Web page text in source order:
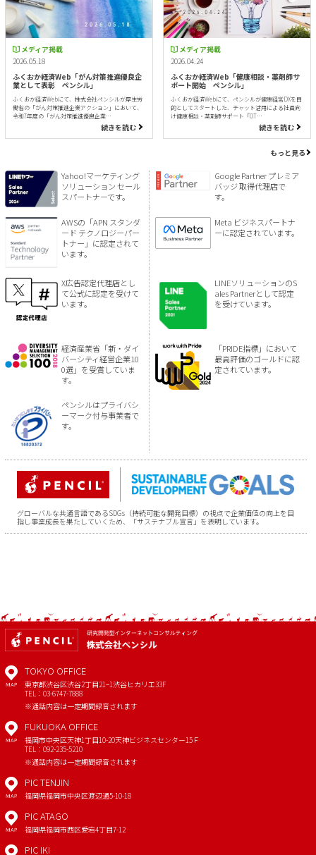
メディア掲載
2026.05.18
ふくおか経済Web「がん対策推進優良企
業として表彰 ペンシル」
ふくおか経済Webにて、株式会社ペンシルが厚生労
働省の「がん対策推進企業アクション」において、
令和7年度の「がん対策推進優良企業…
続きを読む
メディア掲載
2026.04.24
ふくおか経済Web「健康相談・薬剤師サ
ポート開始 ペンシル」
ふくおか経済Webにて、ペンシルが健康経営DXを目
的としてスタートした、チャット活用による社員向
け健康相談・薬剤師サポート「OT…
続きを読む
もっと見る
Yahoo!マーケティング
ソリューション セール
スパートナーです。
Google Partner プレミア
バッジ 取得代理店で
す。
AWSの「APN スタンダ
ード テクノロジーパー
トナー」に認定されて
います。
Meta ビジネスパートナ
ーに認定されています。
X広告認定代理店とし
て公式に認定を受けて
います。
LINEソリューションのS
ales Partnerとして認定
を受けています。
経済産業省「新・ダイ
バーシティ経営企業10
0選」を受賞していま
す。
「PRIDE指標」において
最高評価のゴールドに認
定されています。
ペンシルはプライバシ
ーマーク付与事業者で
す。
グローバルな共通言語であるSDGs（持続可能な開発目標）の視点で企業価値の向上を目
指し事業成長を果たしていくため、「サステナブル宣言」を表明しています。
MAP
TOKYO OFFICE
東京都渋谷区渋谷2丁目21−1渋谷ヒカリエ33F
TEL：03-6747-7888
※通話内容は一定期間録音されます
MAP
FUKUOKA OFFICE
福岡市中央区天神1丁目10-20天神ビジネスセンター15Ｆ
TEL：092-235-5210
※通話内容は一定期間録音されます
MAP
PIC TENJIN
福岡県福岡市中央区渡辺通5-10-18
MAP
PIC ATAGO
福岡県福岡市西区愛宕4丁目7-12
PIC IKI